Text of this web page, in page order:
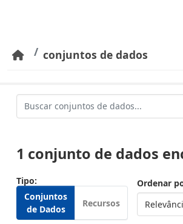
conjuntos de dados
1 conjunto de dados
Tipo
Conjuntos
de Dados
Recursos
Ordenar